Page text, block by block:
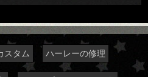
スタム ハーレーの修理